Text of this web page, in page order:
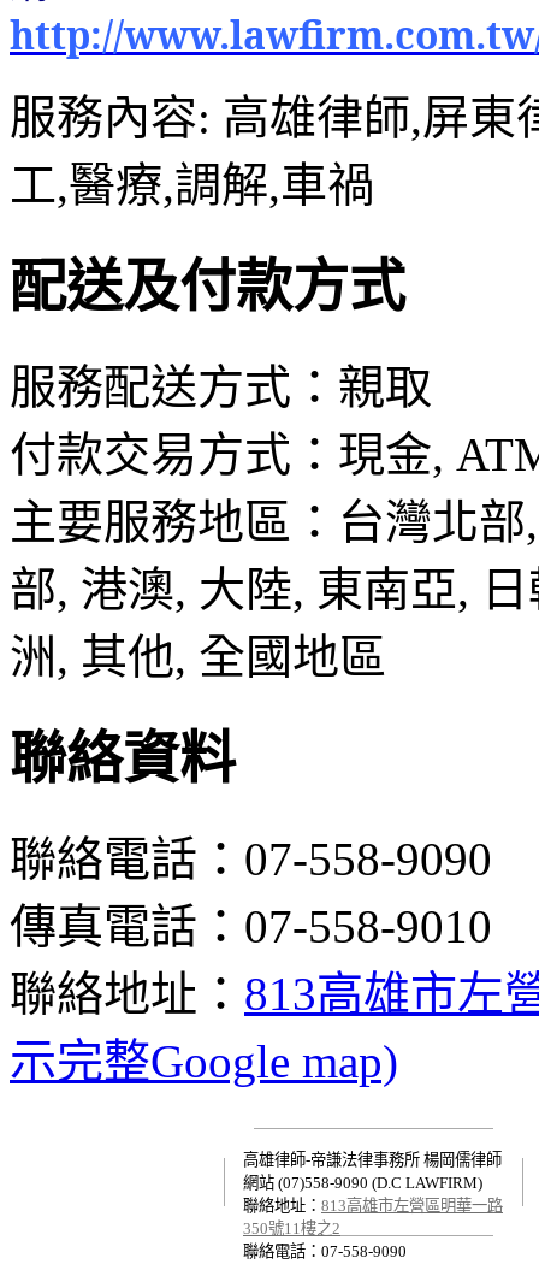
http://
服務內容: 高雄律師,屏東
工,醫療,調解,車禍
配送及付款方式
服務配送方式：親取
付款交易方式：現金,
主要服務地區：台灣北
部, 港澳, 大陸, 東南亞,
洲, 其他, 全國地區
聯絡資料
聯絡電話：07-558-9090
傳真電話：07-558-9010
聯絡地址： 813高雄市左
示完整Google map)
高雄律師-帝謙法律事務所 楊岡儒律師
網站 (07)558-9090 (D.C LAWFIRM)
聯絡地址： 813高雄市左營區明華一路
350號11樓之2
聯絡電話：07-558-9090